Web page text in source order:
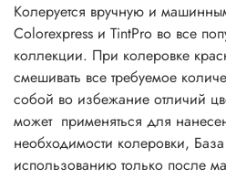
Колеруется вручную и
Colorexpress и TintPro во все
коллекции. При колеровке
смешивать все требуемое
собой во избежание отличий
может применяться для
необходимости колеровки,
использованию только после